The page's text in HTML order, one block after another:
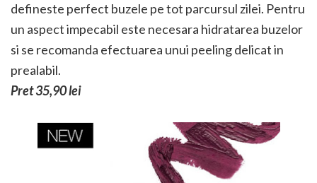
defineste perfect buzele pe tot parcursul zilei. Pentru
un aspect impecabil este necesara hidratarea buzelor
si se recomanda efectuarea unui peeling delicat in
prealabil.
Pret 35,90 lei